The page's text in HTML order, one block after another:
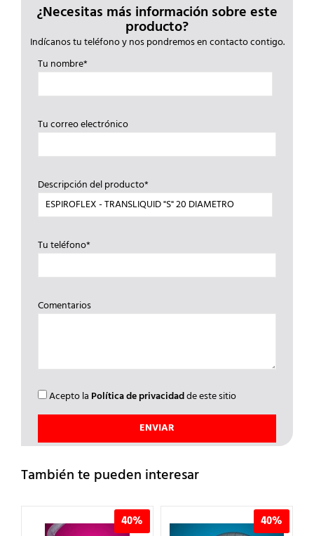
¿Necesitas más información sobre este
producto?
Indícanos tu teléfono y nos pondremos en contacto contigo.
Tu nombre*
Tu correo electrónico
Descripción del producto*
Tu teléfono*
Comentarios
Acepto la Política de privacidadde este sitio
También te pueden interesar
40% 40%